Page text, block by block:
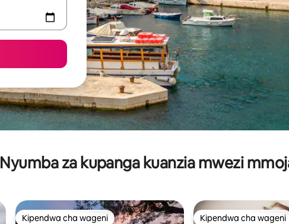
Nyumba za kupanga kuanzia mwezi
Kipendwa cha wageni Kipendwa cha wageni